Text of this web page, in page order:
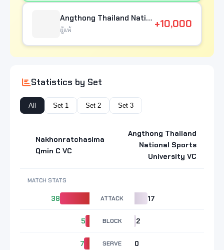
Angthong Thailand National Sports University VC
ผู้แพ้ +10,000
Statistics by Set
All Set 1 Set 2 Set 3
Nakhonratchasima
Qmin C VC
Angthong Thailand
National Sports
University VC
MATCH STATS
38 ATTACK 17
5 BLOCK 2
7 SERVE 0